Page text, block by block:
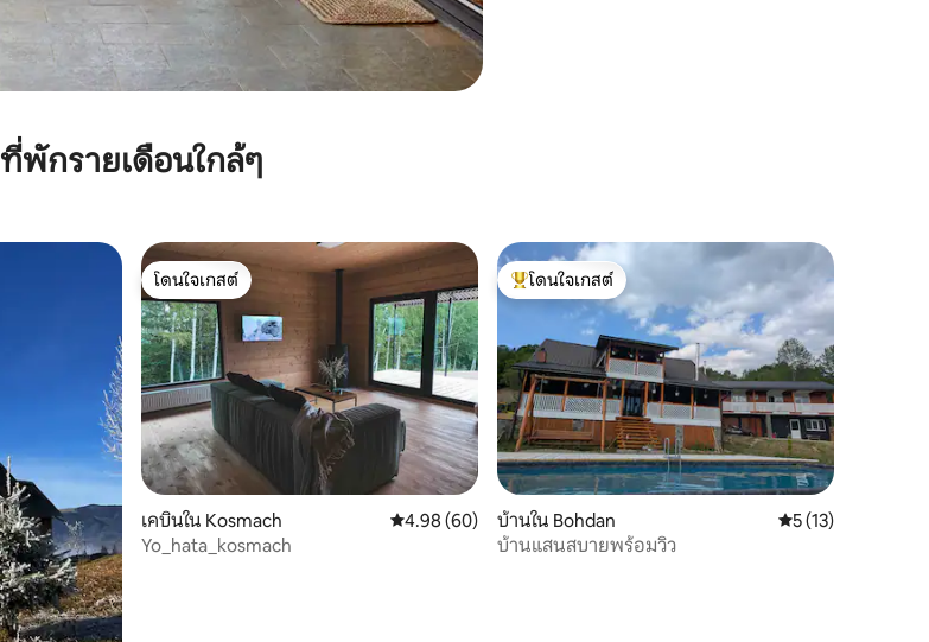
ที่พักรายเดือนใกล้ๆ
โดนใจเกสต์
โดนใจเกสต์
เคบินใน Kosmach คะแนนเฉลี่ย 4.98 จาก 5, 60 รีวิว
4.98 (60)
Yo_hata_kosmach
โดนใจเกสต์ที่สุด
โดนใจเกสต์
บ้านใน Bohdan คะแนนเฉลี่ย 5 จาก
5 (13)
บ้านแสนสบายพร้อมวิว